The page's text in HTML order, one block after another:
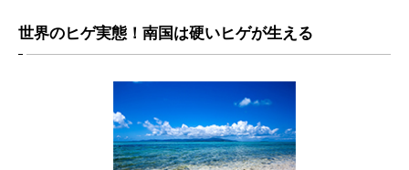
世界のヒゲ実態！南国は硬いヒゲが生える